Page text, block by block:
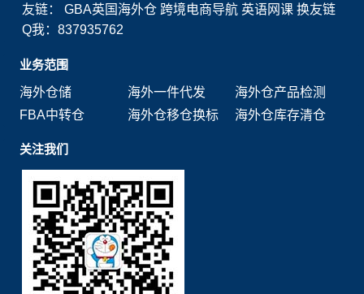
友链：GBA英国海外仓 跨境电商导航 英语网课 换友链
Q我：837935762
业务范围
海外仓储
海外一件代发
海外仓产品检测
FBA中转仓
海外仓移仓换标 海外仓库存清仓
关注我们